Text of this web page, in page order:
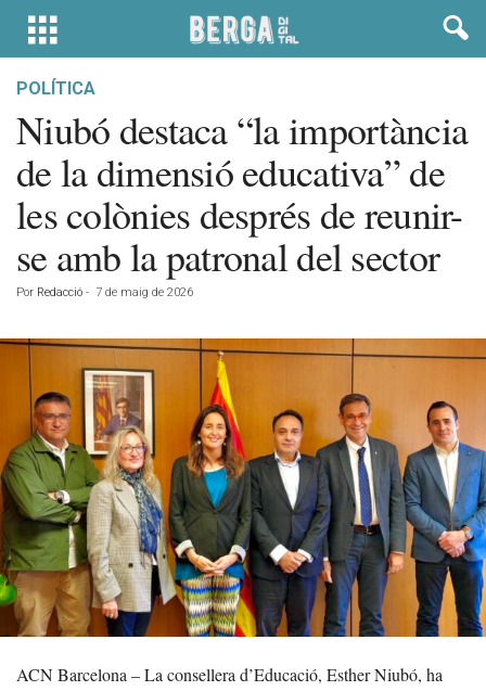
POLÍTICA
Niubó destaca “la importància
de la dimensió educativa” de
les colònies després de reunir-
se amb la patronal del sector
Por Redacció - 7 de maig de 2026
ACN Barcelona – La consellera d’Educació, Esther Niubó, ha